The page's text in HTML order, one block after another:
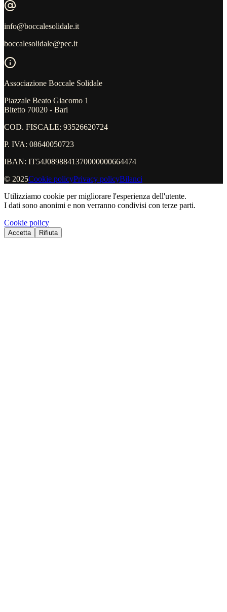
info@boccalesolidale.it
boccalesolidale@pec.it
Associazione Boccale Solidale
Piazzale Beato Giacomo 1
Bitetto 70020 - Bari
COD. FISCALE: 93526620724
P. IVA: 08640050723
IBAN: IT54J0898841370000000664474
© 2025Cookie policyPrivacy policyBilanci
Utilizziamo cookie per migliorare l'esperienza dell'utente.
I dati sono anonimi e non verranno condivisi con terze parti.
Cookie policy
Accetta Rifiuta